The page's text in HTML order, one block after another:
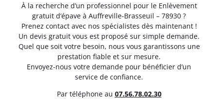
À la recherche d’un professionnel pour le Enlèvement
gratuit d’épave à Auffreville-Brasseuil – 78930 ?
Prenez contact avec nos spécialistes dès maintenant !
Un devis gratuit vous est proposé sur simple demande.
Quel que soit votre besoin, nous vous garantissons une
prestation fiable et sur mesure.
Envoyez-nous votre demande pour bénéficier d’un
service de confiance.
Par téléphone au 07.56.78.02.30